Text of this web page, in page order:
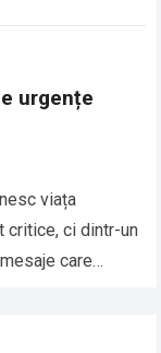
urgențe
viața
critice, ci dintr-un
care